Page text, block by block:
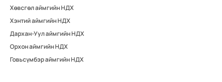
Хөвсгөл аймгийн НДХ
Хэнтий аймгийн НДХ
Дархан-Уул аймгийн НДХ
Орхон аймгийн НДХ
Говьсүмбэр аймгийн НДХ